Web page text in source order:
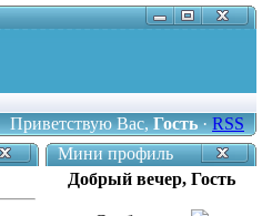
Приветствую Вас,Гость·RSS
Мини профиль
Добрый вечер, Гость